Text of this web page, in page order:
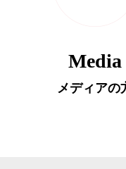
Media
メディアの